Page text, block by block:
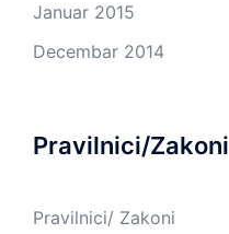
Januar 2015
Decembar 2014
Pravilnici/Zakoni
Pravilnici/ Zakoni